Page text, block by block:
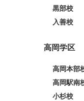
黒部校
入善校
高岡学区
高岡本部
高岡駅南
小杉校